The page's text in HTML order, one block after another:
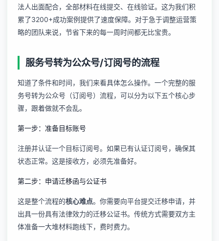
法人出面配合，全部材料在线提交、在线验证。这为我们积
累了3200+成功案例提供了速度保障。对于急于调整运营策
略的团队来说，节省下来的每一周时间都无比宝贵。
服务号转为公众号/订阅号的流程
知道了条件和时间，我们来看具体怎么操作。一个完整的服
务号转为公众号（订阅号）流程，可以分为以下五个核心步
骤，跟着做就不会乱。
第一步：准备目标账号
注册并认证一个目标订阅号。如果已有认证订阅号，确保其
状态正常。这是接收方，必须先准备好。
第二步：申请迁移函与公证书
这是整个流程的核心难点。你需要向平台提交迁移申请，并
出具一份具有法律效力的迁移公证书。传统方式需要双方主
体准备一大堆材料跑线下，费时费力。